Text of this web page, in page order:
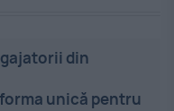
din
unică pentru